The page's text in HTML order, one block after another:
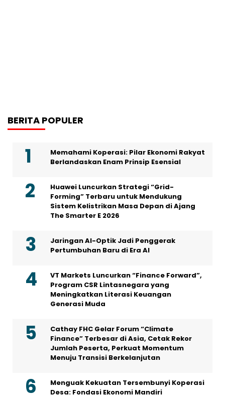
BERITA POPULER
Memahami Koperasi: Pilar Ekonomi Rakyat
Berlandaskan Enam Prinsip Esensial
Huawei Luncurkan Strategi “Grid-
Forming” Terbaru untuk Mendukung
Sistem Kelistrikan Masa Depan di Ajang
The Smarter E 2026
Jaringan AI-Optik Jadi Penggerak
Pertumbuhan Baru di Era AI
VT Markets Luncurkan “Finance Forward”,
Program CSR Lintasnegara yang
Meningkatkan Literasi Keuangan
Generasi Muda
Cathay FHC Gelar Forum “Climate
Finance” Terbesar di Asia, Cetak Rekor
Jumlah Peserta, Perkuat Momentum
Menuju Transisi Berkelanjutan
Menguak Kekuatan Tersembunyi Koperasi
Desa: Fondasi Ekonomi Mandiri